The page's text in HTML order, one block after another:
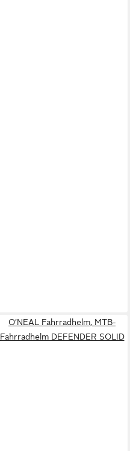
O’NEAL Fahrradhelm, MTB-
Fahrradhelm DEFENDER SOLID